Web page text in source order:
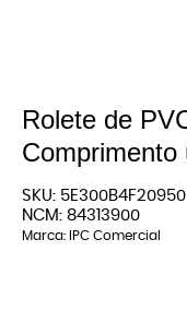
Rolete de
Comprimento
SKU: 5E300B4F20950
NCM: 84313900
Marca: IPC Comercial